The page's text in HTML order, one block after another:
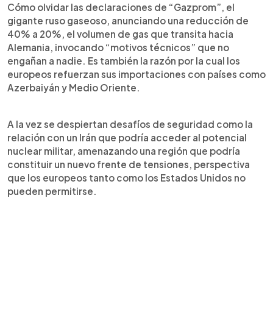
Cómo olvidar las declaraciones de “Gazprom”, el
gigante ruso gaseoso, anunciando una reducción de
40% a 20%, el volumen de gas que transita hacia
Alemania, invocando “motivos técnicos” que no
engañan a nadie. Es también la razón por la cual los
europeos refuerzan sus importaciones con países como
Azerbaiyán y Medio Oriente.
A la vez se despiertan desafíos de seguridad como la
relación con un Irán que podría acceder al potencial
nuclear militar, amenazando una región que podría
constituir un nuevo frente de tensiones, perspectiva
que los europeos tanto como los Estados Unidos no
pueden permitirse.